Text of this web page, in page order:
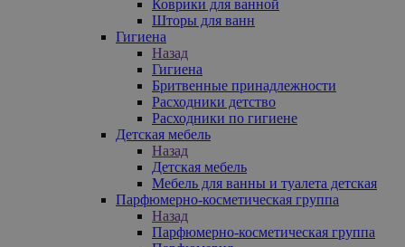
Коврики для ванной
Шторы для ванн
Гигиена
Назад
Гигиена
Бритвенные принадлежности
Расходники детство
Расходники по гигиене
Детская мебель
Назад
Детская мебель
Мебель для ванны и туалета детская
Парфюмерно-косметическая группа
Назад
Парфюмерно-косметическая группа